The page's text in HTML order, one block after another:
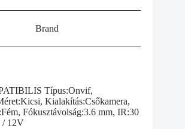
Brand
Típus:Onvif,
Kialakítás:Csőkamera,
Fókusztávolság:3.6 mm, IR:30
/ 12V